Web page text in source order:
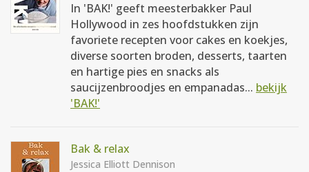
In 'BAK!' geeft meesterbakker Paul
Hollywood in zes hoofdstukken zijn
favoriete recepten voor cakes en koekjes,
diverse soorten broden, desserts, taarten
en hartige pies en snacks als
saucijzenbroodjes en empanadas... bekijk
'BAK!'
Bak & relax
Jessica Elliott Dennison